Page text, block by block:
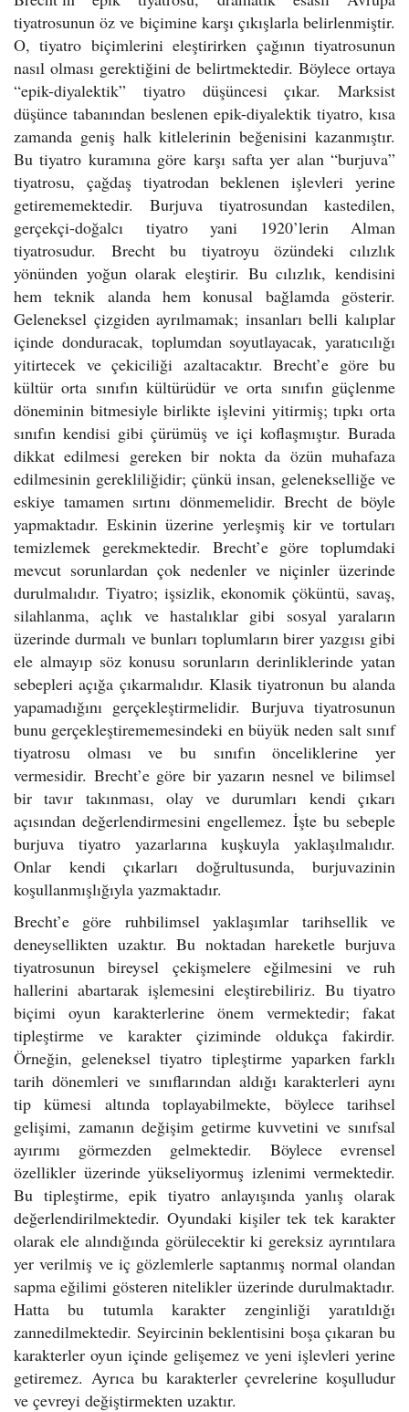
tiyatrosunun öz ve biçimine karşı çıkışlarla belirlenmiştir.
O, tiyatro biçimlerini eleştirirken çağının tiyatrosunun
nasıl olması gerektiğini de belirtmektedir. Böylece ortaya
“epik-diyalektik” tiyatro düşüncesi çıkar. Marksist
düşünce tabanından beslenen epik-diyalektik tiyatro, kısa
zamanda geniş halk kitlelerinin beğenisini kazanmıştır.
Bu tiyatro kuramına göre karşı safta yer alan “burjuva”
tiyatrosu, çağdaş tiyatrodan beklenen işlevleri yerine
getirememektedir. Burjuva tiyatrosundan kastedilen,
gerçekçi-doğalcı tiyatro yani 1920’lerin Alman
tiyatrosudur. Brecht bu tiyatroyu özündeki cılızlık
yönünden yoğun olarak eleştirir. Bu cılızlık, kendisini
hem teknik alanda hem konusal bağlamda gösterir.
Geleneksel çizgiden ayrılmamak; insanları belli kalıplar
içinde donduracak, toplumdan soyutlayacak, yaratıcılığı
yitirtecek ve çekiciliği azaltacaktır. Brecht’e göre bu
kültür orta sınıfın kültürüdür ve orta sınıfın güçlenme
döneminin bitmesiyle birlikte işlevini yitirmiş; tıpkı orta
sınıfın kendisi gibi çürümüş ve içi koflaşmıştır. Burada
dikkat edilmesi gereken bir nokta da özün muhafaza
edilmesinin gerekliliğidir; çünkü insan, gelenekselliğe ve
eskiye tamamen sırtını dönmemelidir. Brecht de böyle
yapmaktadır. Eskinin üzerine yerleşmiş kir ve tortuları
temizlemek gerekmektedir. Brecht’e göre toplumdaki
mevcut sorunlardan çok nedenler ve niçinler üzerinde
durulmalıdır. Tiyatro; işsizlik, ekonomik çöküntü, savaş,
silahlanma, açlık ve hastalıklar gibi sosyal yaraların
üzerinde durmalı ve bunları toplumların birer yazgısı gibi
ele almayıp söz konusu sorunların derinliklerinde yatan
sebepleri açığa çıkarmalıdır. Klasik tiyatronun bu alanda
yapamadığını gerçekleştirmelidir. Burjuva tiyatrosunun
bunu gerçekleştirememesindeki en büyük neden salt sınıf
tiyatrosu olması ve bu sınıfın önceliklerine yer
vermesidir. Brecht’e göre bir yazarın nesnel ve bilimsel
bir tavır takınması, olay ve durumları kendi çıkarı
açısından değerlendirmesini engellemez. İşte bu sebeple
burjuva tiyatro yazarlarına kuşkuyla yaklaşılmalıdır.
Onlar kendi çıkarları doğrultusunda, burjuvazinin
koşullanmışlığıyla yazmaktadır.
Brecht’e göre ruhbilimsel yaklaşımlar tarihsellik ve
deneysellikten uzaktır. Bu noktadan hareketle burjuva
tiyatrosunun bireysel çekişmelere eğilmesini ve ruh
hallerini abartarak işlemesini eleştirebiliriz. Bu tiyatro
biçimi oyun karakterlerine önem vermektedir; fakat
tipleştirme ve karakter çiziminde oldukça fakirdir.
Örneğin, geleneksel tiyatro tipleştirme yaparken farklı
tarih dönemleri ve sınıflarından aldığı karakterleri aynı
tip kümesi altında toplayabilmekte, böylece tarihsel
gelişimi, zamanın değişim getirme kuvvetini ve sınıfsal
ayırımı görmezden gelmektedir. Böylece evrensel
özellikler üzerinde yükseliyormuş izlenimi vermektedir.
Bu tipleştirme, epik tiyatro anlayışında yanlış olarak
değerlendirilmektedir. Oyundaki kişiler tek tek karakter
olarak ele alındığında görülecektir ki gereksiz ayrıntılara
yer verilmiş ve iç gözlemlerle saptanmış normal olandan
sapma eğilimi gösteren nitelikler üzerinde durulmaktadır.
Hatta bu tutumla karakter zenginliği yaratıldığı
zannedilmektedir. Seyircinin beklentisini boşa çıkaran bu
karakterler oyun içinde gelişemez ve yeni işlevleri yerine
getiremez. Ayrıca bu karakterler çevrelerine koşulludur
ve çevreyi değiştirmekten uzaktır.